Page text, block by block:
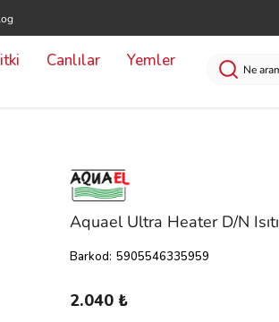
Canlılar Yemler
Aquael Ultra Heater D/N
Barkod: 5905546335959
2.040 ₺